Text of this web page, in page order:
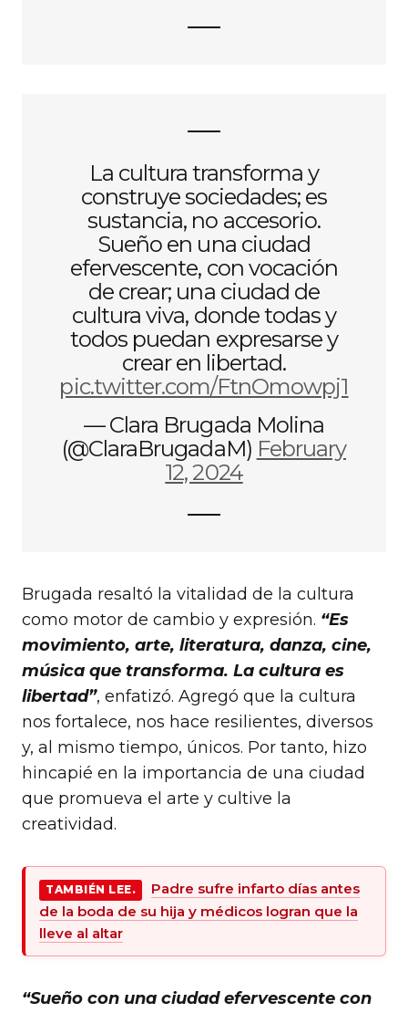
La cultura transforma y
construye sociedades; es
sustancia, no accesorio.
Sueño en una ciudad
efervescente, con vocación
de crear; una ciudad de
cultura viva, donde todas y
todos puedan expresarse y
crear en libertad.
pic.twitter.com/FtnOmowpj1
— Clara Brugada Molina
(@ClaraBrugadaM) February
12, 2024
Brugada resaltó la vitalidad de la cultura
como motor de cambio y expresión. “Es
movimiento, arte, literatura, danza, cine,
música que transforma. La cultura es
libertad”, enfatizó. Agregó que la cultura
nos fortalece, nos hace resilientes, diversos
y, al mismo tiempo, únicos. Por tanto, hizo
hincapié en la importancia de una ciudad
que promueva el arte y cultive la
creatividad.
TAMBIÉN LEE.
Padre sufre infarto días antes
de la boda de su hija y médicos logran que la
lleve al altar
“Sueño con una ciudad efervescente con